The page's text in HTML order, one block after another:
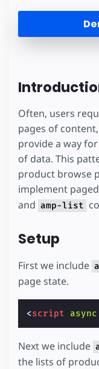
Often, users
pages of
provide a way
of data. This
product browse
implement
and amp-list
Setup
First we include
page state.
<script async
Next we include
the lists of